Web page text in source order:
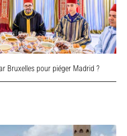
Bruxelles pour piéger Madrid ?